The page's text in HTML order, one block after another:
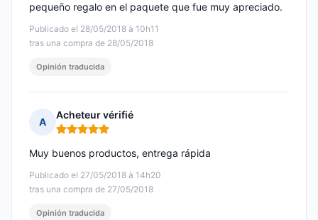
Publicado el 28/05/2018 à 10h11
tras una compra de 28/05/2018
pequeño regalo en el paquete que fue muy apreciado.
Opinión traducida
A
Acheteur vérifié
Nota: 5 de 5
Publicado el 27/05/2018 à 14h20
tras una compra de 27/05/2018
Muy buenos productos, entrega rápida
Opinión traducida